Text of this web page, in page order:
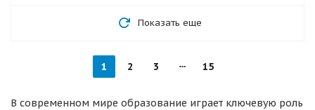
Показать еще
1 2 3 15
В современном мире образование играет ключевую роль